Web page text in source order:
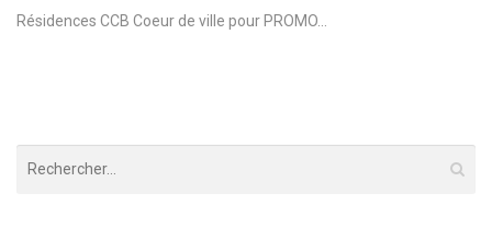
Résidences CCB Coeur de ville pour PROMO...